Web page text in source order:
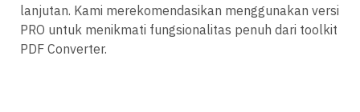
lanjutan. Kami merekomendasikan menggunakan versi
PRO untuk menikmati fungsionalitas penuh dari toolkit
PDF Converter.